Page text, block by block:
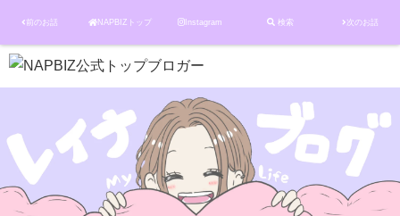
前のお話 NAPBIZトップ Instagram 検索 次のお話